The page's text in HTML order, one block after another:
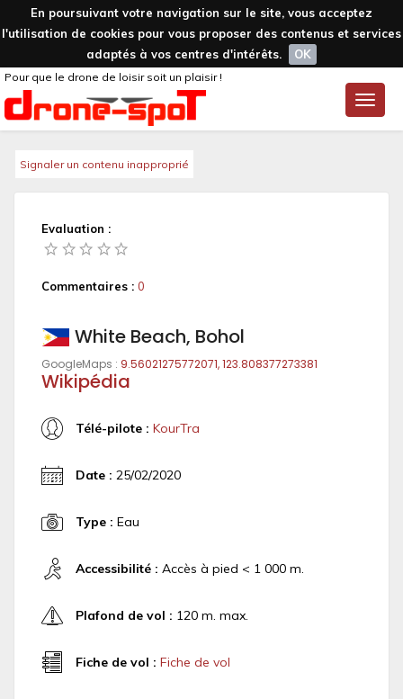
En poursuivant votre navigation sur le site, vous acceptez
l'utilisation de cookies pour vous proposer des contenus et services
adaptés à vos centres d'intérêts.
OK
Toggle
Pour que le drone de loisir soit un plaisir !
Signaler un contenu inapproprié
Evaluation :
Commentaires : 0
White Beach, Bohol
GoogleMaps : 9.56021275772071, 123.808377273381
Wikipédia
Télé-pilote : KourTra
Date : 25/02/2020
Type : Eau
Accessibilité : Accès à pied < 1 000 m.
Plafond de vol : 120 m. max.
Fiche de vol : Fiche de vol